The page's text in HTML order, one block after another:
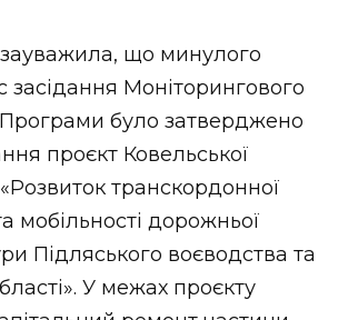
що минулого
засідання Моніторингового
Програми було затверджено
проєкт Ковельської
транскордонної
мобільності дорожньої
Підляського воєводства та
У межах проєкту